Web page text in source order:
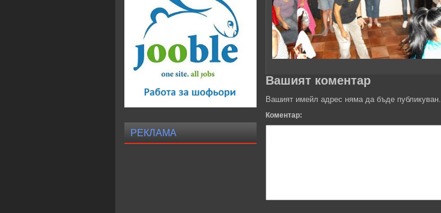
Вашият коментар
Вашият имейл адрес няма да бъде публикуван.
Коментар:
РЕКЛАМА